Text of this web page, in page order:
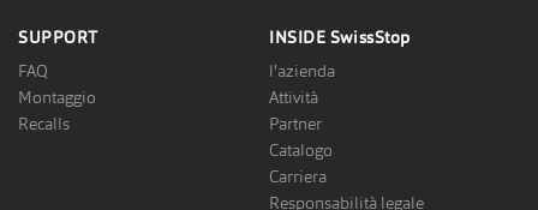
SUPPORT
FAQ
Montaggio
Recalls
INSIDE SwissStop
l'azienda
Attività
Partner
Catalogo
Carriera
Responsabilità legale